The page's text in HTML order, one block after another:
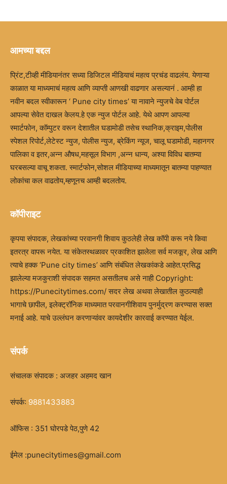
आमच्या बद्दल
प्रिंट,टीव्ही मीडियानंतर सध्या डिजिटल मीडियाचं महत्व प्रचंड वाढलंय. येणाऱ्या
काळात या माध्यमाचं महत्व आणि व्याप्ती आणखी वाढणार असल्यानं . आम्ही हा
नवीन बदल स्वीकारून ‘ Pune city times’ या नावाने न्युजचे वेब पोर्टल
आपल्या सेवेत दाखल केलय.हे एक न्युज पोर्टल आहे. येथे आपण आपल्या
स्मार्टफोन, कॉम्पुटर वरून देशातील घडामोडी तसेच स्थानिक,क्राइम,पोलीस
स्पेशल रिपोर्ट,लेटेस्ट न्युज, पोलीस न्युज, ब्रेकिंग न्यूज, चालू घडामोडी, महानगर
पालिका व इतर,अन्न औषध,महसूल विभाग ,अन्न धान्य, अश्या विविध बातम्या
घरबसल्या वाचू शकता. स्मार्टफोन,सोशल मीडियाच्या माध्यमातून बातम्या पाहण्यात
लोकांचा कल वाढतोय,म्हणूनच आम्ही बदलतोय.
कॉपीराइट
कृपया संपादक, लेखकांच्या परवानगी शिवाय कुठलेही लेख कॉपी करू नये किवा
इतरत्र वापरू नयेत. या संकेतस्थळावर प्रकाशित झालेला सर्व मजकूर, लेख आणि
त्याचे हक्क ‘Pune city times’ आणि संबंधित लेखकांकडे आहेत.प्रसिद्ध
झालेल्या मजकुराशी संपादक सहमत असतीलच असे नाही Copyright:
https://Punecitytimes.com/ सदर लेख अथवा लेखातील कुठल्याही
भागाचे छापील, इलेक्ट्रॉनिक माध्यमात परवानगीशिवाय पुनर्मुद्रण करण्यास सक्त
मनाई आहे. याचे उल्लंघन करणाऱ्यांवर कायदेशीर कारवाई करण्यात येईल.
संपर्क
संचालक संपादक : अजहर अहमद खान
संपर्क: 9881433883
ऑफिस : 351 घोरपडे पेठ,पुणे 42
ईमेल :punecitytimes@gmail.com